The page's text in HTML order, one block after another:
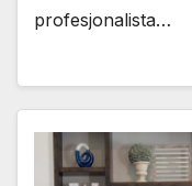
profesjonalista…